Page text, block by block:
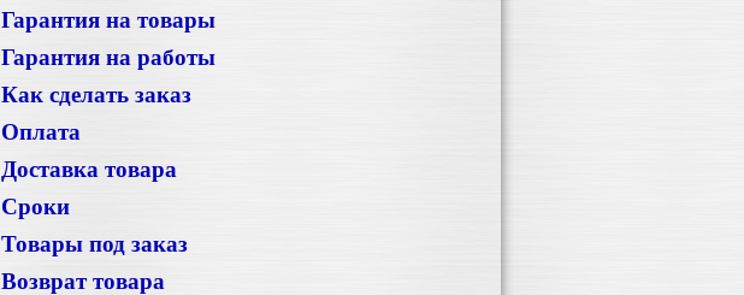
Гарантия на товары
Гарантия на работы
Как сделать заказ
Оплата
Доставка товара
Сроки
Товары под заказ
Возврат товара